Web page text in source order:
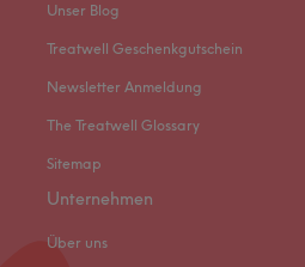
Unser Blog
Treatwell Geschenkgutschein
Newsletter Anmeldung
The Treatwell Glossary
Sitemap
Unternehmen
Über uns